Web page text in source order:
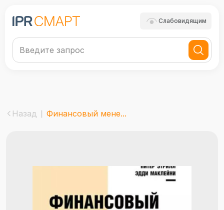
Слабовидящим
Назад Финансовый мене...